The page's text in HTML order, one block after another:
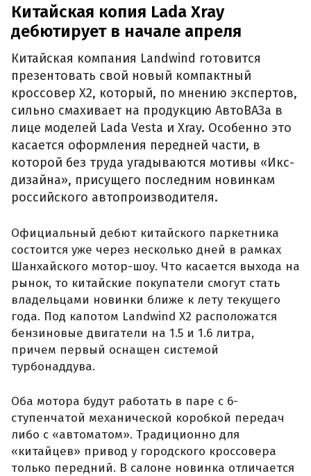
Китайская копия Lada Xray
дебютирует в начале апреля‍
Китайская компания Landwind готовится
презентовать свой новый компактный
кроссовер X2, который, по мнению экспертов,
сильно смахивает на продукцию АвтоВАЗа в
лице моделей Lada Vesta и Xray. Особенно это
касается оформления передней части, в
которой без труда угадываются мотивы «Икс-
дизайна», присущего последним новинкам
российского автопроизводителя.
Официальный дебют китайского паркетника
состоится уже через несколько дней в рамках
Шанхайского мотор-шоу. Что касается выхода на
рынок, то китайские покупатели смогут стать
владельцами новинки ближе к лету текущего
года. Под капотом Landwind X2 расположатся
бензиновые двигатели на 1.5 и 1.6 литра,
причем первый оснащен системой
турбонаддува.
Оба мотора будут работать в паре с 6-
ступенчатой механической коробкой передач
либо с «автоматом». Традиционно для
«китайцев» привод у городского кроссовера
только передний. В салоне новинка отличается